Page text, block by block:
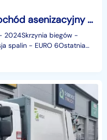
Inna TGS 26.330 Samochód asenizacyjny MAN TGS 26.330
2024Skrzynia biegów -
spalin - EURO 6Ostatnia
asenizacyjna poj. -